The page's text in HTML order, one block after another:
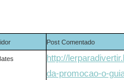
Post Comentado
http://
da-promocao-o-